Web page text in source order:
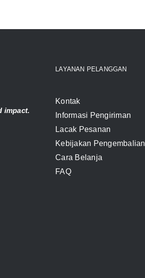
impact.
LAYANAN PELANGGAN
Kontak
Informasi Pengiriman
Lacak Pesanan
Kebijakan Pengembalian
Cara Belanja
FAQ